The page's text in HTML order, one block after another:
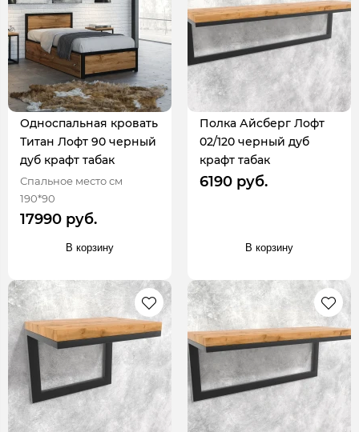
Односпальная кровать
Титан Лофт 90 черный
дуб крафт табак
Спальное место см
190*90
17990 руб.
В корзину
Полка Айсберг Лофт
02/120 черный дуб
крафт табак
6190 руб.
В корзину